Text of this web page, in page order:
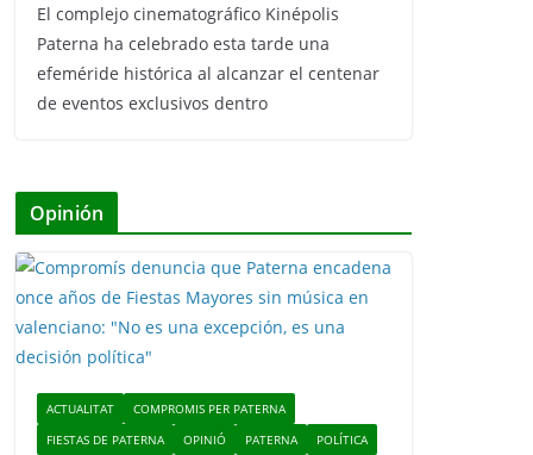
El complejo cinematográfico Kinépolis
Paterna ha celebrado esta tarde una
efeméride histórica al alcanzar el centenar
de eventos exclusivos dentro
Opinión
ACTUALITAT
COMPROMIS PER PATERNA
FIESTAS DE PATERNA
OPINIÓ PATERNA POLÍTICA